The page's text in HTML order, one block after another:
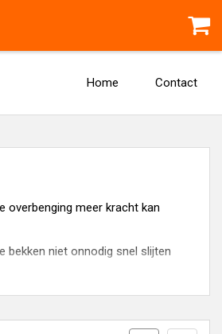
Home Contact
overbenging meer kracht kan
bekken niet onnodig snel slijten